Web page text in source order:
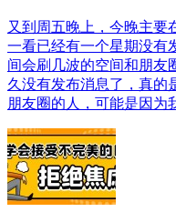
又到周五晚上，今晚主要
一看已经有一个星期没有
间会刷几波的空间和朋友
久没有发布消息了，真的
朋友圈的人，可能是因为